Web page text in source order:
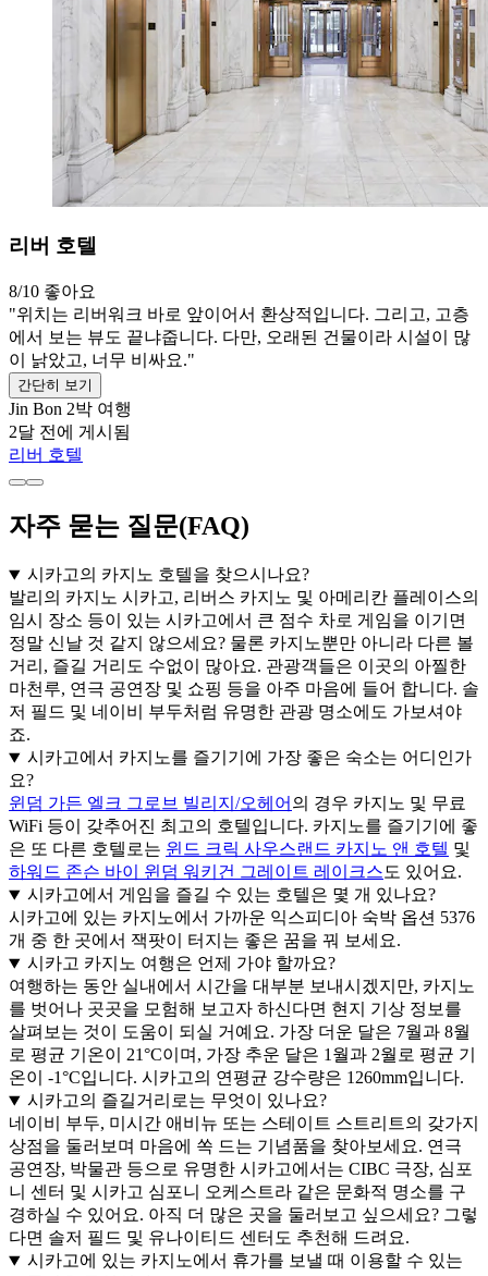
리버 호텔
8/10 좋아요
"위치는 리버워크 바로 앞이어서 환상적입니다. 그리고, 고층
에서 보는 뷰도 끝냐줍니다. 다만, 오래된 건물이라 시설이 많
이 낡았고, 너무 비싸요."
간단히 보기
Jin Bon 2박 여행
2달 전에 게시됨
리버 호텔
자주 묻는 질문(FAQ)
시카고의 카지노 호텔을 찾으시나요?
발리의 카지노 시카고, 리버스 카지노 및 아메리칸 플레이스의
임시 장소 등이 있는 시카고에서 큰 점수 차로 게임을 이기면
정말 신날 것 같지 않으세요? 물론 카지노뿐만 아니라 다른 볼
거리, 즐길 거리도 수없이 많아요. 관광객들은 이곳의 아찔한
마천루, 연극 공연장 및 쇼핑 등을 아주 마음에 들어 합니다. 솔
저 필드 및 네이비 부두처럼 유명한 관광 명소에도 가보셔야
죠.
시카고에서 카지노를 즐기기에 가장 좋은 숙소는 어디인가
요?
윈덤 가든 엘크 그로브 빌리지/오헤어 의 경우 카지노 및 무료
WiFi 등이 갖추어진 최고의 호텔입니다. 카지노를 즐기기에 좋
은 또 다른 호텔로는 윈드 크릭 사우스랜드 카지노 앤 호텔 및
하워드 존슨 바이 윈덤 워키건 그레이트 레이크스도 있어요.
시카고에서 게임을 즐길 수 있는 호텔은 몇 개 있나요?
시카고에 있는 카지노에서 가까운 익스피디아 숙박 옵션 5376
개 중 한 곳에서 잭팟이 터지는 좋은 꿈을 꿔 보세요.
시카고 카지노 여행은 언제 가야 할까요?
여행하는 동안 실내에서 시간을 대부분 보내시겠지만, 카지노
를 벗어나 곳곳을 모험해 보고자 하신다면 현지 기상 정보를
살펴보는 것이 도움이 되실 거예요. 가장 더운 달은 7월과 8월
로 평균 기온이 21°C이며, 가장 추운 달은 1월과 2월로 평균 기
온이 -1°C입니다. 시카고의 연평균 강수량은 1260mm입니다.
시카고의 즐길거리로는 무엇이 있나요?
네이비 부두, 미시간 애비뉴 또는 스테이트 스트리트의 갖가지
상점을 둘러보며 마음에 쏙 드는 기념품을 찾아보세요. 연극
공연장, 박물관 등으로 유명한 시카고에서는 CIBC 극장, 심포
니 센터 및 시카고 심포니 오케스트라 같은 문화적 명소를 구
경하실 수 있어요. 아직 더 많은 곳을 둘러보고 싶으세요? 그렇
다면 솔저 필드 및 유나이티드 센터도 추천해 드려요.
시카고에 있는 카지노에서 휴가를 보낼 때 이용할 수 있는